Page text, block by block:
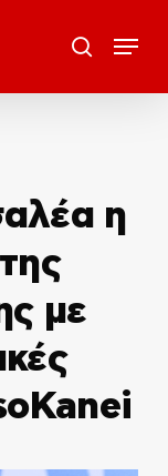
search
Menu
η
με